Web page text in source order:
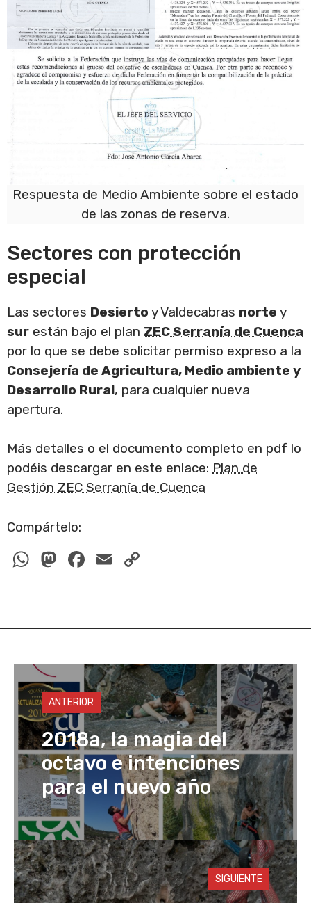
Respuesta de Medio Ambiente sobre el estado
de las zonas de reserva.
Sectores con protección
especial
Las sectores Desierto y Valdecabras norte y
sur están bajo el plan ZEC Serranía de Cuenca
por lo que se debe solicitar permiso expreso a la
Consejería de Agricultura, Medio ambiente y
Desarrollo Rural, para cualquier nueva
apertura.
Más detalles o el documento completo en pdf lo
podéis descargar en este enlace: Plan de
Gestión ZEC Serranía de Cuenca
Compártelo:
W
s
p
p
M
o
o
n
F
e
o
o
k
E
y
n
k
ANTERIOR
2018a, la magia del
octavo e intenciones
para el nuevo año
SIGUIENTE